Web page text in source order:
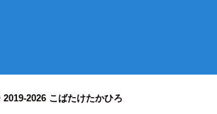
2026 こばたけたかひろ